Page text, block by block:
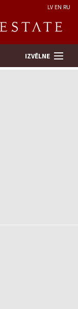
LV EN RU
IZVĒLNE